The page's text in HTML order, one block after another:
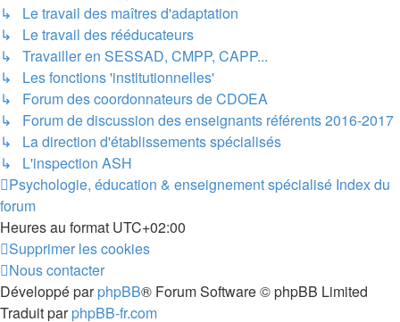
↳ Le travail des maîtres d'adaptation
↳ Le travail des rééducateurs
↳ Travailler en SESSAD, CMPP, CAPP...
↳ Les fonctions 'institutionnelles'
↳ Forum des coordonnateurs de CDOEA
↳ Forum de discussion des enseignants référents 2016-2017
↳ La direction d'établissements spécialisés
↳ L'inspection ASH
Psychologie, éducation & enseignement spécialisé Index du
forum
Heures au format UTC+02:00
Supprimer les cookies
Nous contacter
Développé parphpBB® Forum Software © phpBB Limited
Traduit parphpBB-fr.com